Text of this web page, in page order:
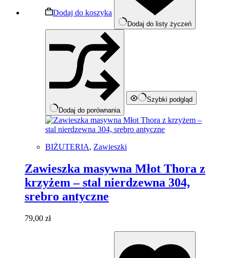
Dodaj do koszyka
Dodaj do listy życzeń
Dodaj do porównania
Szybki podgląd
BIŻUTERIA, Zawieszki
Zawieszka masywna Młot Thora z
krzyżem – stal nierdzewna 304,
srebro antyczne
79,00 zł